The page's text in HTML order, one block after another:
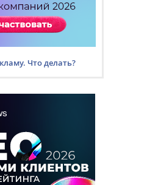
Что делать?